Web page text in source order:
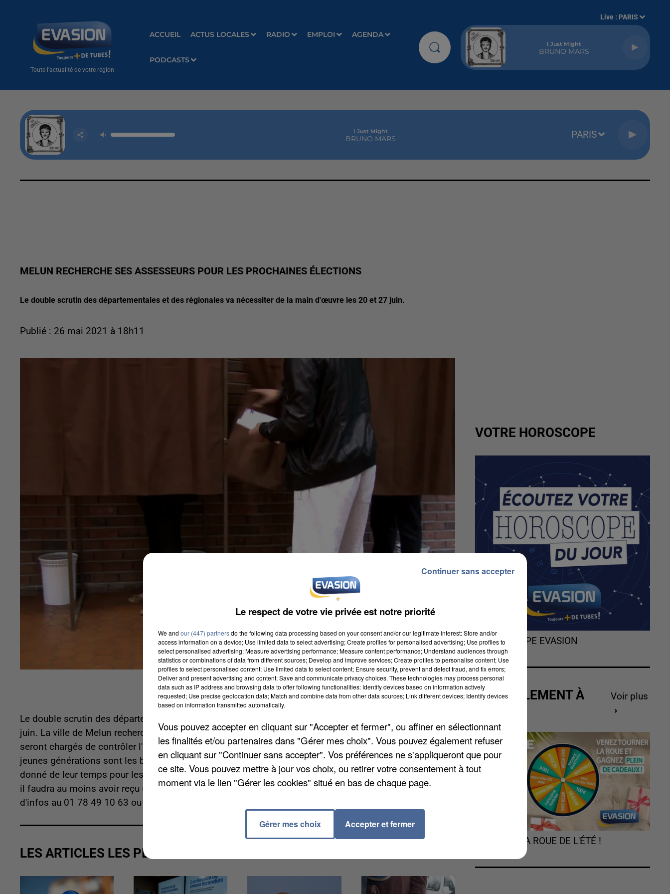
Toute l'actualité de votre région
ACCUEIL ACTUS LOCALES RADIO EMPLOI AGENDA
PODCASTS
Live : PARIS
I Just Might
BRUNO MARS
I Just Might
BRUNO MARS PARIS
MELUN RECHERCHE SES ASSESSEURS POUR LES PROCHAINES ÉLECTIONS
Le double scrutin des départementales et des régionales va nécessiter de la main d'œuvre les 20 et 27 juin.
Publié : 26 mai 2021 à 18h11
Le double scrutin des départementales et des régionales va nécessiter de la main d'œuvre les 20 et 27
juin. La ville de Melun recherche donc des bénévoles pour tenir les bureaux de vote. Les assesseurs
seront chargés de contrôler l'identité des électeurs et leur signature sur la liste d'émargement. « Les
jeunes générations sont les bienvenues afin de prendre le relais des plus anciens qui ont largement
donné de leur temps pour les élections dans les années passées », précise la municipalité. Attention,
il faudra au moins avoir reçu une première injection du vaccin contre le Covid-19 pour postuler. Plus
d'infos au 01 78 49 10 63 ou envoyez un mail à
LES ARTICLES LES PLUS VUS
VOTRE HOROSCOPE
L'HOROSCOPE EVASION
ACTUELLEMENT À
Voir plus
TOURNEZ LA ROUE DE L'ÉTÉ !
Le respect de votre vie privée est notre priorité
We and our (447) partnersdo the following data processing based on your consent and/or our legitimate interest: Store and/or
access information on a device; Use limited data to select advertising; Create profiles for personalised advertising; Use profiles to
select personalised advertising; Measure advertising performance; Measure content performance; Understand audiences through
statistics or combinations of data from different sources; Develop and improve services; Create profiles to personalise content; Use
profiles to select personalised content; Use limited data to select content; Ensure security, prevent and detect fraud, and fix errors;
Deliver and present advertising and content; Save and communicate privacy choices. These technologies may process personal
data such as IP address and browsing data to offer following functionalities: Identify devices based on information actively
requested; Use precise geolocation data; Match and combine data from other data sources; Link different devices; Identify devices
based on information transmitted automatically.
Vous pouvez accepter en cliquant sur "Accepter et fermer", ou affiner en sélectionnant
les finalités et/ou partenaires dans "Gérer mes choix". Vous pouvez également refuser
en cliquant sur "Continuer sans accepter". Vos préférences ne s'appliqueront que pour
ce site. Vous pouvez mettre à jour vos choix, ou retirer votre consentement à tout
moment via le lien "Gérer les cookies" situé en bas de chaque page.
Gérer mes choix Accepter et fermer
Continuer sans accepter